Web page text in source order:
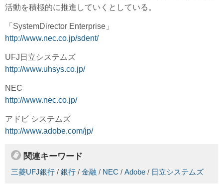
活動を積極的に推進していくとしている。
「SystemDirector Enterprise」
http://www.nec.co.jp/sdent/
UFJ日立システムズ
http://www.uhsys.co.jp/
NEC
http://www.nec.co.jp/
アドビ システムズ
http://www.adobe.com/jp/
関連キーワード
三菱UFJ銀行 / 銀行 / 金融 / NEC / Adobe / 日立システムズ